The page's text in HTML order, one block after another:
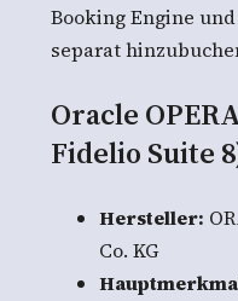
Booking Engine
separat
Oracle
Fidelio Suite
Hersteller:
Co. KG